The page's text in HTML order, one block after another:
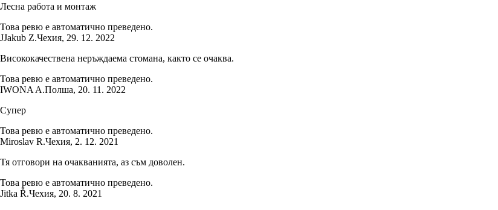
Лесна работа и монтаж
Това ревю е автоматично преведено.
JJakub Z.Чехия, 29. 12. 2022
Висококачествена неръждаема стомана, както се очаква.
Това ревю е автоматично преведено.
IWONA A.Полша, 20. 11. 2022
Супер
Това ревю е автоматично преведено.
Miroslav R.Чехия, 2. 12. 2021
Тя отговори на очакванията, аз съм доволен.
Това ревю е автоматично преведено.
Jitka Ř.Чехия, 20. 8. 2021